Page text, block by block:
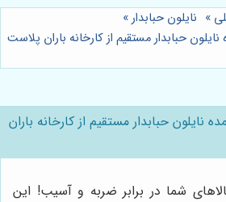
» نایلون حبابدار»
حبابدار مستقیم از کارخانه باران پلاست
نایلون حبابدار مستقیم از کارخانه باران
شما در برابر ضربه و آسیب! این